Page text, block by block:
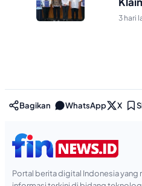
3 hari
Bagikan WhatsApp X
Portal berita digital Indonesia yang